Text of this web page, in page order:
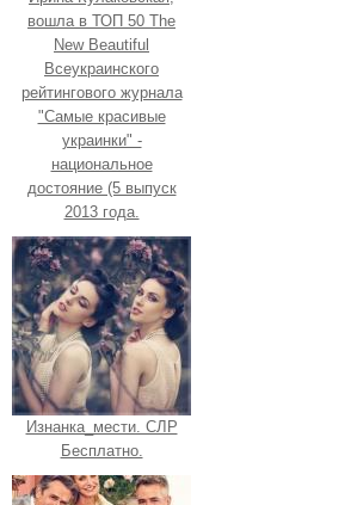
вошла в ТОП 50 The
New Beautiful
Всеукраинского
рейтингового журнала
"Самые красивые
украинки" -
национальное
достояние (5 выпуск
2013 года.
Изнанка_мести. СЛР
Бесплатно.